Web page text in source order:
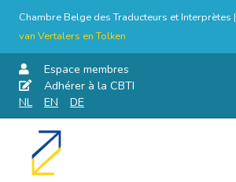
Chambre Belge des Traducteurs et Interprètes |
van Vertalers en Tolken
Espace membres
Adhérer à la CBTI
NL
EN DE
Aller